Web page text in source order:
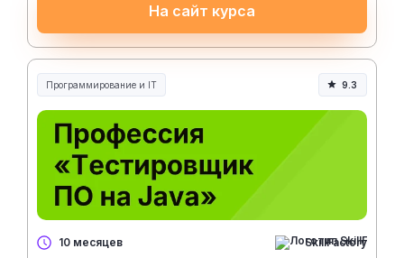
На сайт курса
Программирование и IT 9.3
10 месяцев SkillFactory